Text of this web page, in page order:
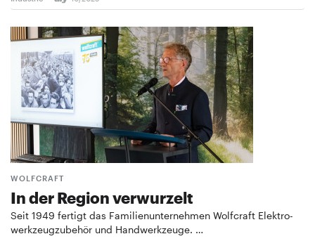
WOLFCRAFT
In der Region verwurzelt
Seit 1949 fertigt das Familienunternehmen Wolfcraft Elektro­
werkzeugzubehör und Handwerkzeuge. …